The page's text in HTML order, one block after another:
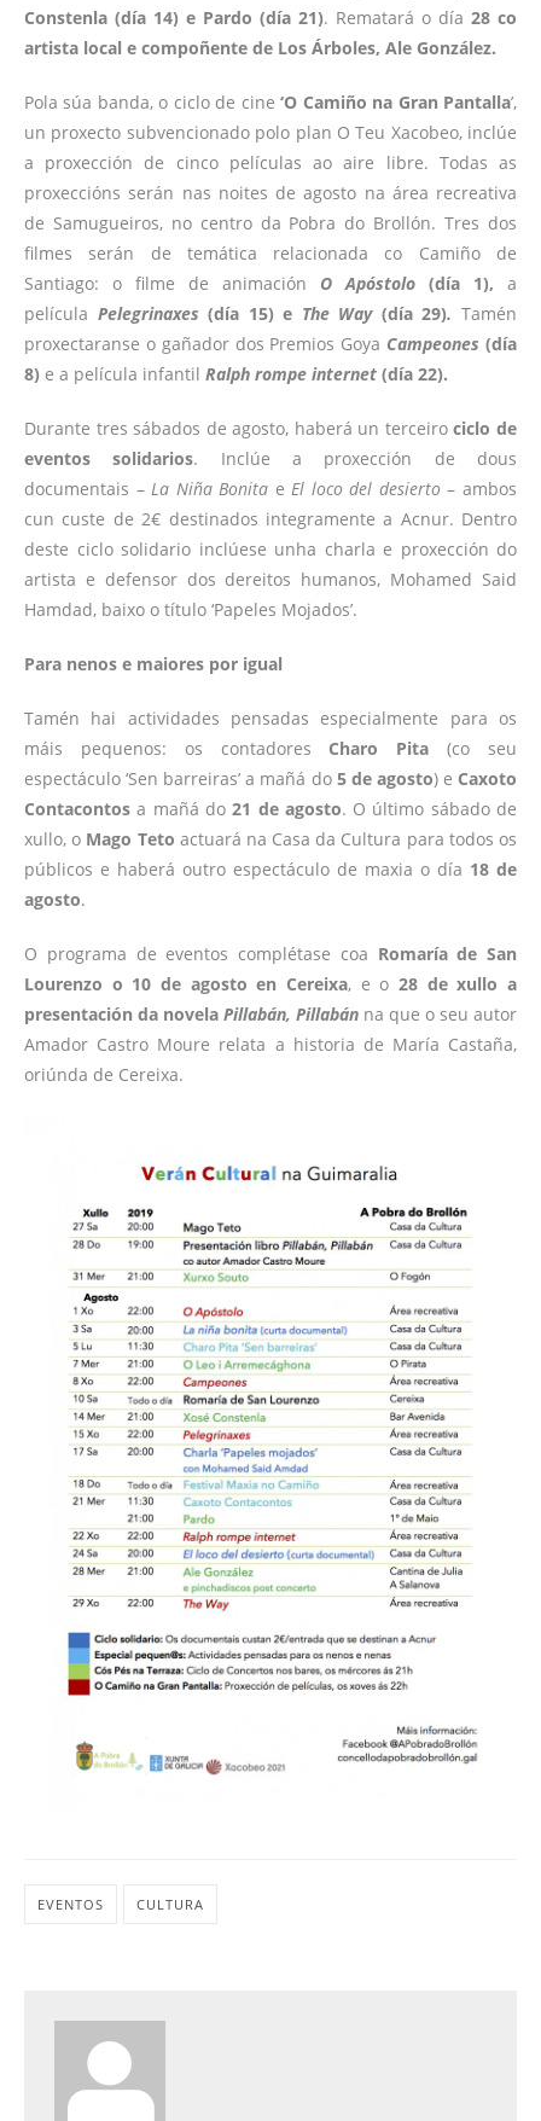
Constenla (día 14) e Pardo (día 21). Rematará o día 28 co
artista local e compoñente de Los Árboles, Ale González.
Pola súa banda, o ciclo de cine‘O Camiño na Gran Pantalla’,
un proxecto subvencionado polo plan O Teu Xacobeo, inclúe
a proxección de cinco películas ao aire libre. Todas as
proxeccións serán nas noites de agosto na área recreativa
de Samugueiros, no centro da Pobra do Brollón. Tres dos
filmes serán de temática relacionada co Camiño de
Santiago: o filme de animación O Apóstolo (día 1), a
película Pelegrinaxes(día 15) e The Way (día 29).Tamén
proxectaranse o gañador dos Premios Goya Campeones(día
8) e a película infantil Ralph rompe internet (día 22).
Durante tres sábados de agosto, haberá un terceirociclo de
eventos solidarios. Inclúe a proxección de dous
documentais – La Niña Bonita e El loco del desierto– ambos
cun custe de 2€ destinados integramente a Acnur. Dentro
deste ciclo solidario inclúese unha charla e proxección do
artista e defensor dos dereitos humanos, Mohamed Said
Hamdad, baixo o título ‘Papeles Mojados’.
Para nenos e maiores por igual
Tamén hai actividades pensadas especialmente para os
máis pequenos: os contadores Charo Pita (co seu
espectáculo ‘Sen barreiras’ a mañá do 5 de agosto) e Caxoto
Contacontosa mañá do21 de agosto. O último sábado de
xullo, o Mago Teto actuará na Casa da Cultura para todos os
públicos e haberá outro espectáculo de maxia o día 18 de
agosto.
O programa de eventos complétase coa Romaría de San
Lourenzo o 10 de agosto en Cereixa​, e o 28 de xullo a
presentación da novela Pillabán, Pillabán na que o seu autor
Amador Castro Moure relata a historia de María Castaña,
oriúnda de Cereixa.
EVENTOS CULTURA